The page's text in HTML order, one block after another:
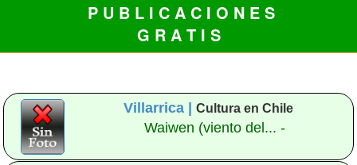
P U B L I C A C I O N E S
G R A T I S
Villarrica |Cultura en Chile
Waiwen (viento del... -